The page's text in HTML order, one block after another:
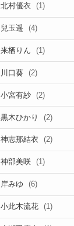
北村優衣 (1)
兒玉遥 (4)
来栖りん (1)
川口葵 (2)
小宮有紗 (2)
黒木ひかり (2)
神志那結衣 (2)
神部美咲 (1)
岸みゆ (6)
小此木流花 (1)